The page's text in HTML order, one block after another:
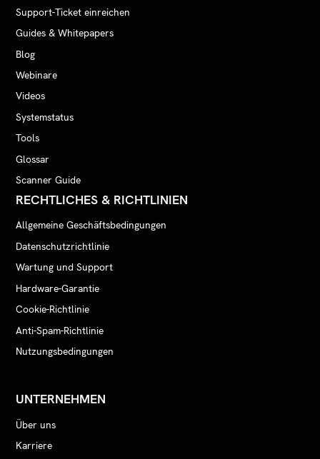
Support-Ticket einreichen
Guides & Whitepapers
Blog
Webinare
Videos
Systemstatus
Tools
Glossar
Scanner Guide
RECHTLICHES & RICHTLINIEN
Allgemeine Geschäftsbedingungen
Datenschutzrichtlinie
Wartung und Support
Hardware-Garantie
Cookie-Richtlinie
Anti-Spam-Richtlinie
Nutzungsbedingungen
UNTERNEHMEN
Über uns
Karriere